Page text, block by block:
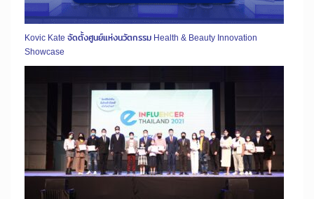
Kovic Kate จัดตั้งศูนย์แห่งนวัตกรรม Health & Beauty Innovation
Showcase